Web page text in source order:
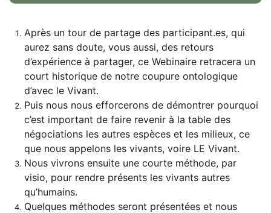
Après un tour de partage des participant.es, qui
aurez sans doute, vous aussi, des retours
d’expérience à partager, ce Webinaire retracera un
court historique de notre coupure ontologique
d’avec le Vivant.
Puis nous nous efforcerons de démontrer pourquoi
c’est important de faire revenir à la table des
négociations les autres espèces et les milieux, ce
que nous appelons les vivants, voire LE Vivant.
Nous vivrons ensuite une courte méthode, par
visio, pour rendre présents les vivants autres
qu’humains.
Quelques méthodes seront présentées et nous